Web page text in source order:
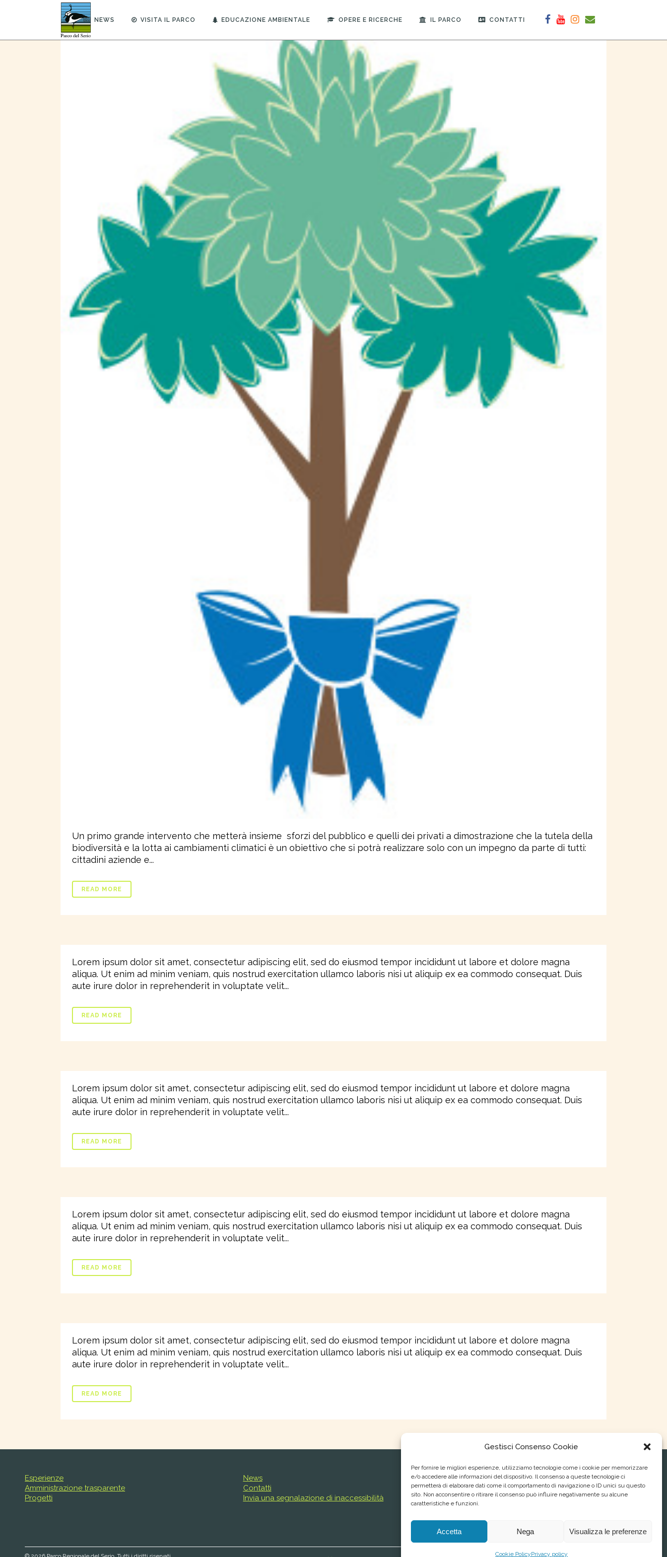
Gestisci Consenso Cookie
Per fornire le migliori esperienze, utilizziamo tecnologie come i cookie per memorizzare
e/o accedere alle informazioni del dispositivo. Il consenso a queste tecnologie ci
permetterà di elaborare dati come il comportamento di navigazione o ID unici su questo
sito. Non acconsentire o ritirare il consenso può influire negativamente su alcune
caratteristiche e funzioni.
Accetta Nega Visualizza le preferenze
Cookie PolicyPrivacy policy
NEWS VISITA IL PARCO EDUCAZIONE AMBIENTALE OPERE E RICERCHE IL PARCO CONTATTI
Un primo grande intervento che metterà insieme sforzi del pubblico e quelli dei privati a dimostrazione che la tutela della
biodiversità e la lotta ai cambiamenti climatici è un obiettivo che si potrà realizzare solo con un impegno da parte di tutti:
cittadini aziende e...
READ MORE
Lorem ipsum dolor sit amet, consectetur adipiscing elit, sed do eiusmod tempor incididunt ut labore et dolore magna
aliqua. Ut enim ad minim veniam, quis nostrud exercitation ullamco laboris nisi ut aliquip ex ea commodo consequat. Duis
aute irure dolor in reprehenderit in voluptate velit...
READ MORE
Lorem ipsum dolor sit amet, consectetur adipiscing elit, sed do eiusmod tempor incididunt ut labore et dolore magna
aliqua. Ut enim ad minim veniam, quis nostrud exercitation ullamco laboris nisi ut aliquip ex ea commodo consequat. Duis
aute irure dolor in reprehenderit in voluptate velit...
READ MORE
Lorem ipsum dolor sit amet, consectetur adipiscing elit, sed do eiusmod tempor incididunt ut labore et dolore magna
aliqua. Ut enim ad minim veniam, quis nostrud exercitation ullamco laboris nisi ut aliquip ex ea commodo consequat. Duis
aute irure dolor in reprehenderit in voluptate velit...
READ MORE
Lorem ipsum dolor sit amet, consectetur adipiscing elit, sed do eiusmod tempor incididunt ut labore et dolore magna
aliqua. Ut enim ad minim veniam, quis nostrud exercitation ullamco laboris nisi ut aliquip ex ea commodo consequat. Duis
aute irure dolor in reprehenderit in voluptate velit...
READ MORE
Esperienze
Amministrazione trasparente
Progetti
News
Contatti
Invia una segnalazione di inaccessibilità
Parco Regionale del Serio
P.zza Rocca, 1 24058 Romano di Lombardia (Bg)
Tel. 0363 901 455 , 0363 903 767 - Fax. 0363 902 393
E-mail.info@parcodelserio.it